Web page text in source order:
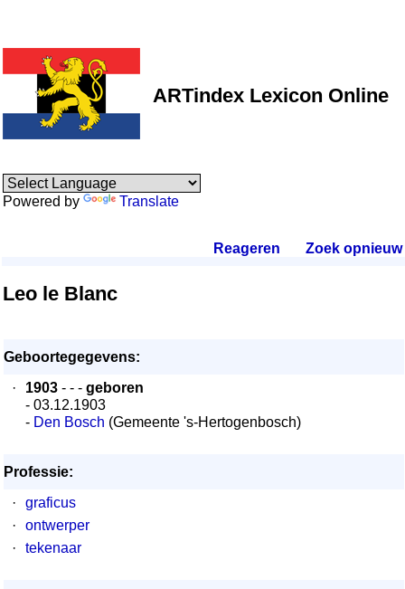
ARTindex Lexicon Online
Powered by Translate
Reageren Zoek opnieuw.
Leo le Blanc
Geboortegegevens:
·
1903 - - - geboren
- 03.12.1903
- Den Bosch (Gemeente 's-Hertogenbosch)
Professie:
·
graficus
·
ontwerper
·
tekenaar